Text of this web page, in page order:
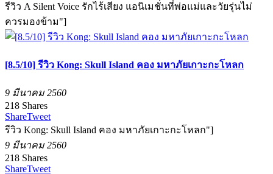
รีวิว A Silent Voice รักไร้เสียง แอนิเมชั่นที่พ่อแม่และวัยรุ่นไม่
ควรมองข้าม"]
[8.5/10] รีวิว Kong: Skull Island คอง มหาภัยเกาะกะโหลก
9 มีนาคม 2560
218 Shares
ShareTweet
รีวิว Kong: Skull Island คอง มหาภัยเกาะกะโหลก"]
9 มีนาคม 2560
218 Shares
ShareTweet